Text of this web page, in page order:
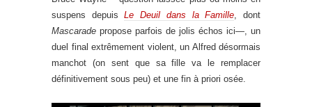
suspens depuisLe Deuil dans la Famille, dont
Mascarade propose parfois de jolis échos ici—, un
duel final extrêmement violent, un Alfred désormais
manchot (on sent que sa fille va le remplacer
définitivement sous peu) et une fin à priori osée.